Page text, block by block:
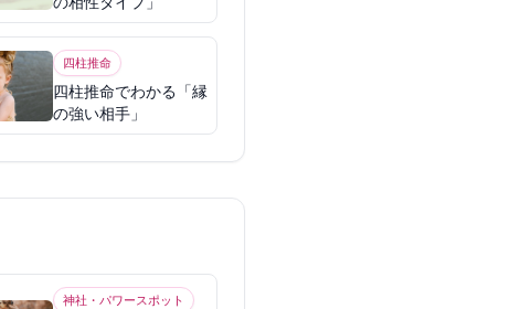
四柱推命
四柱推命でわかる「縁
の強い相手」
神社・パワースポット